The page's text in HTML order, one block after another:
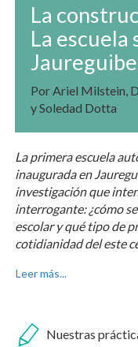
La
La
Por Ariel Milstein,
y Soledad Dotta
La primera escuela
inaugurada en
investigación que
interrogante: ¿cómo
escolar y qué tipo de
cotidianidad del este
Leer más...
Nuestras